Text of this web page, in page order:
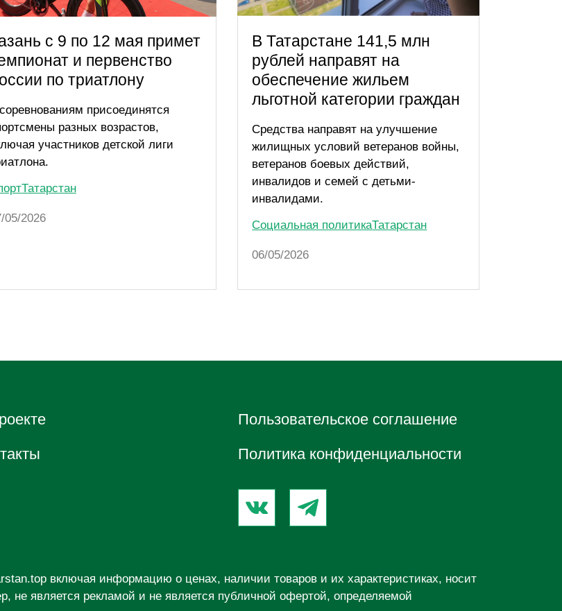
с 9 по 12 мая примет
и первенство
по триатлону
присоединятся
разных возрастов,
участников детской лиги
Татарстан
05/2026
В Татарстане 141,5 млн
рублей направят на
обеспечение жильем
льготной категории граждан
Средства направят на улучшение
жилищных условий ветеранов войны,
ветеранов боевых действий,
инвалидов и семей с детьми-
инвалидами.
Социальная политикаТатарстан
06/05/2026
Пользовательское соглашение
Политика конфиденциальности
включая информацию о ценах, наличии товаров и их характеристиках, носит
не является рекламой и не является публичной офертой, определяемой